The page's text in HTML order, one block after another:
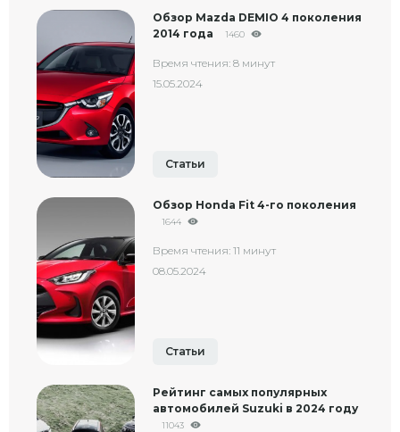
Обзор Mazda DEMIO 4 поколения
2014 года
1460
Время чтения: 8 минут
15.05.2024
Статьи
Обзор Honda Fit 4-го поколения
1644
Время чтения: 11 минут
08.05.2024
Статьи
Рейтинг самых популярных
автомобилей Suzuki в 2024 году
11043